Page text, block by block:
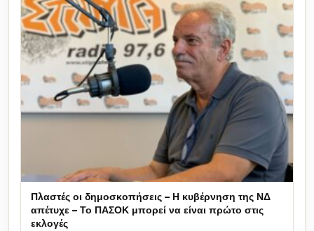
Πλαστές οι δημοσκοπήσεις – Η κυβέρνηση της ΝΔ
απέτυχε – Το ΠΑΣΟΚ μπορεί να είναι πρώτο στις
εκλογές